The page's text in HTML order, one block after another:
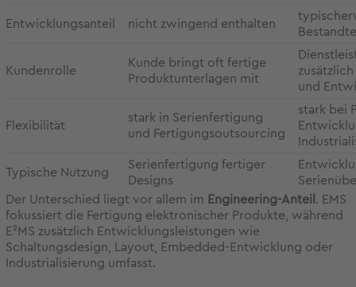
Entwicklungsanteil nicht zwingend enthalten
Kundenrolle
Kunde bringt oft fertige
Produktunterlagen mit
und
Flexibilität
stark in Serienfertigung
und Fertigungsoutsourcing
stark bei
Typische Nutzung
Serienfertigung fertiger
Designs
Der Unterschied liegt vor allem im Engineering-Anteil . EMS
fokussiert die Fertigung elektronischer Produkte, während
E²MS zusätzlich Entwicklungsleistungen wie
Schaltungsdesign, Layout, Embedded-Entwicklung oder
Industrialisierung umfasst.